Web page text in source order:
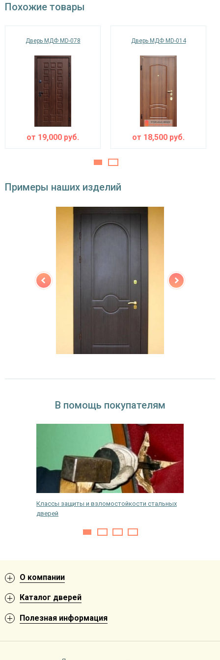
теплоизоляция
двойной контур уплотнения,
Направление
открывания
наружное / внутреннее,
открывания
В стандартной комплектации предусмотрены:
надежная фурнитура и резиновый уплотнительный контур,
который улучшает тепло- и шумоизоляцию в помещении,
специальные противосъемные устройства.
При желании покупатель может выбрать другую фурнитуру и
конструкцию изделия.
Похожие товары
Дверь МДФ MD-078
от 19,000 руб.
Дверь МДФ MD-014
от 18,500 руб.
Примеры наших изделий
В помощь покупателям
Классы защиты и взломостойкости стальных
дверей
О компании
Каталог дверей
Полезная информация